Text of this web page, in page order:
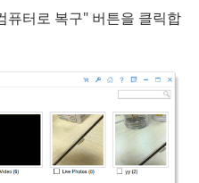
퓨터로 복구" 버튼을 클릭합